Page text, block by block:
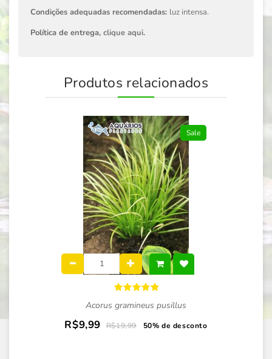
Condições adequadas recomendadas: luz intensa.
Política de entrega, clique aqui.
Produtos relacionados
Sale
Acorus gramineus pusillus
R$9,99 R$19,99 50% de desconto